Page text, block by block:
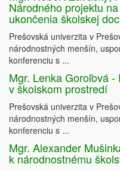
Národného projektu
ukončenia školskej
Prešovská univerzita v
národnostných menšín,
konferenciu s ...
Mgr. Lenka Goroľová
v školskom prostredí
Prešovská univerzita v
národnostných menšín,
konferenciu s ...
Mgr. Alexander
k národnostnému